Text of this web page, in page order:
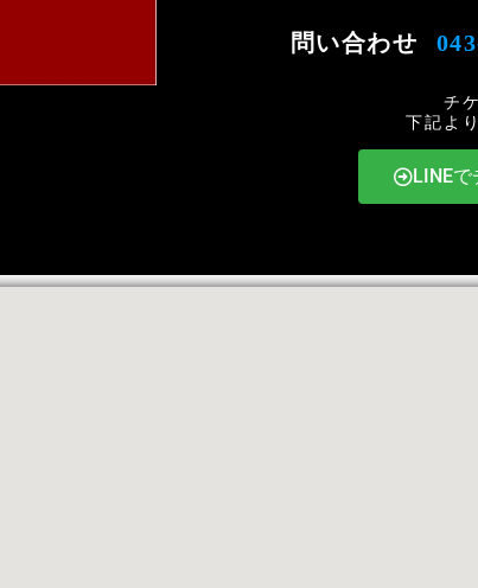
問い合わせ
チ
下記よ
LINE